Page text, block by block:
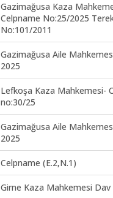
Gazimağusa Kaza
Celpname No:25/2025
No:101/2011
Gazimağusa Aile
2025
Lefkoşa Kaza Mahkemesi-
no:30/25
Gazimağusa Aile
2025
Celpname (E.2,N.1)
Girne Kaza Mahkemesi